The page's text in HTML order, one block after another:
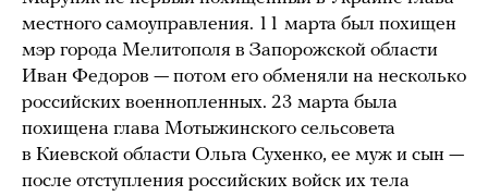
местного самоуправления. 11 марта был похищен
мэр города Мелитополя в Запорожской области
Иван Федоров — потом его обменяли на несколько
российских военнопленных. 23 марта была
похищена глава Мотыжинского сельсовета
в Киевской области Ольга Сухенко, ее муж и сын —
после отступления российских войск их тела